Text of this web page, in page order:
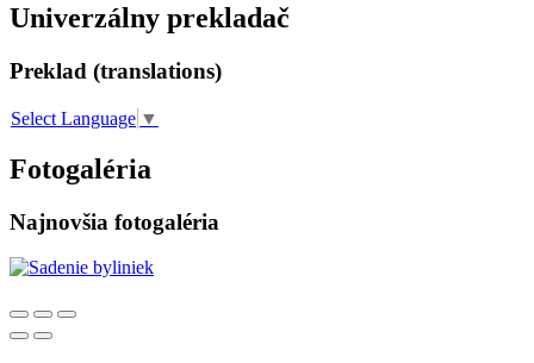
Univerzálny prekladač
Preklad (translations)
Select Language ▼
Fotogaléria
Najnovšia fotogaléria